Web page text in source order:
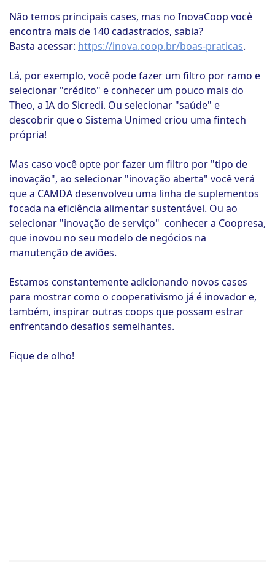
Não temos principais cases, mas no InovaCoop você
encontra mais de 140 cadastrados, sabia?
Basta acessar: https://inova.coop.br/boas-praticas.
Lá, por exemplo, você pode fazer um filtro por ramo e
selecionar "crédito" e conhecer um pouco mais do
Theo, a IA do Sicredi. Ou selecionar "saúde" e
descobrir que o Sistema Unimed criou uma fintech
própria!
Mas caso você opte por fazer um filtro por "tipo de
inovação", ao selecionar "inovação aberta" você verá
que a CAMDA desenvolveu uma linha de suplementos
focada na eficiência alimentar sustentável. Ou ao
selecionar "inovação de serviço" conhecer a Coopresa,
que inovou no seu modelo de negócios na
manutenção de aviões.
Estamos constantemente adicionando novos cases
para mostrar como o cooperativismo já é inovador e,
também, inspirar outras coops que possam estrar
enfrentando desafios semelhantes.
Fique de olho!